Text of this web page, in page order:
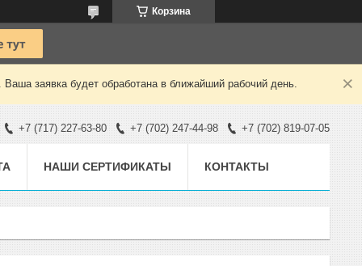
Корзина
заявка будет обработана в ближайший рабочий день.
+7 (717) 227-63-80 +7 (702) 247-44-98 +7 (702) 819-07-05
НАШИ СЕРТИФИКАТЫ КОНТАКТЫ